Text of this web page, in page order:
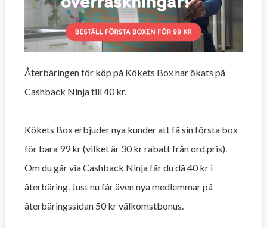
Återbäringen för köp på Kökets Box har ökats på
Cashback Ninja till 40 kr.
Kökets Box erbjuder nya kunder att få sin första box
för bara 99 kr (vilket är 30 kr rabatt från ord.pris).
Om du går via Cashback Ninja får du då 40 kr i
återbäring. Just nu får även nya medlemmar på
återbäringssidan 50 kr välkomstbonus.